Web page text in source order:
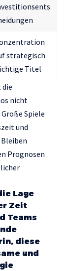
strategisch
Titel
die
nicht
Spiele
und
Prognosen
Lage
Zeit
Teams
diese
und